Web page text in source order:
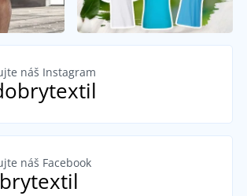
náš Instagram
náš Facebook